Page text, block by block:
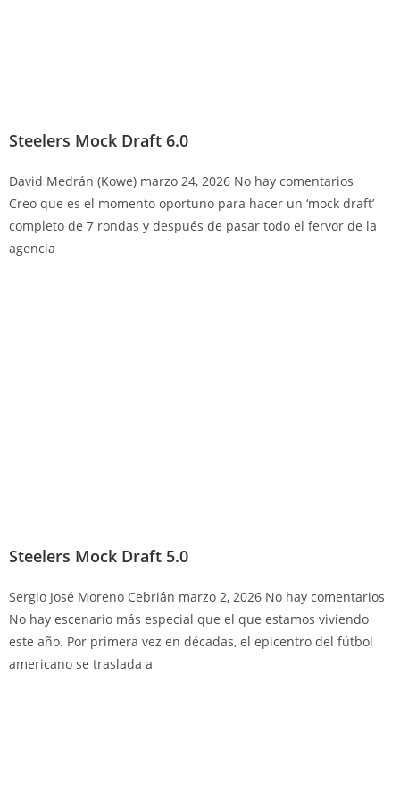
Steelers Mock Draft 6.0
David Medrán (Kowe) marzo 24, 2026 No hay comentarios
Creo que es el momento oportuno para hacer un ‘mock draft’
completo de 7 rondas y después de pasar todo el fervor de la
agencia
Steelers Mock Draft 5.0
Sergio José Moreno Cebrián marzo 2, 2026 No hay comentarios
No hay escenario más especial que el que estamos viviendo
este año. Por primera vez en décadas, el epicentro del fútbol
americano se traslada a